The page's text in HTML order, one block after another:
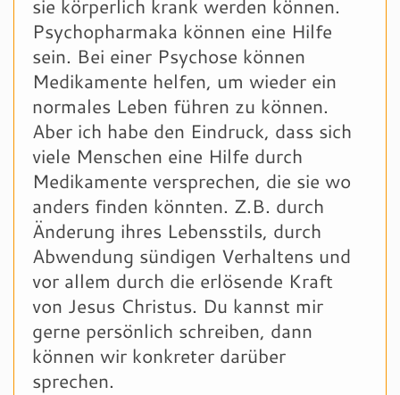
sie körperlich krank werden können.
Psychopharmaka können eine Hilfe
sein. Bei einer Psychose können
Medikamente helfen, um wieder ein
normales Leben führen zu können.
Aber ich habe den Eindruck, dass sich
viele Menschen eine Hilfe durch
Medikamente versprechen, die sie wo
anders finden könnten. Z.B. durch
Änderung ihres Lebensstils, durch
Abwendung sündigen Verhaltens und
vor allem durch die erlösende Kraft
von Jesus Christus. Du kannst mir
gerne persönlich schreiben, dann
können wir konkreter darüber
sprechen.